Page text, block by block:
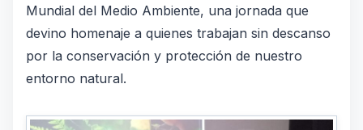
Mundial del Medio Ambiente, una jornada que
devino homenaje a quienes trabajan sin descanso
por la conservación y protección de nuestro
entorno natural.